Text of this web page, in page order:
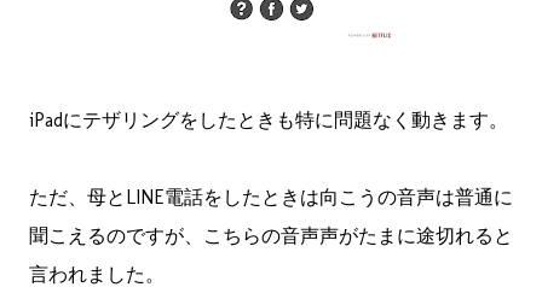
iPadにテザリングをしたときも特に問題なく動きます。
ただ、母とLINE電話をしたときは向こうの音声は普通に
聞こえるのですが、こちらの音声声がたまに途切れると
言われました。